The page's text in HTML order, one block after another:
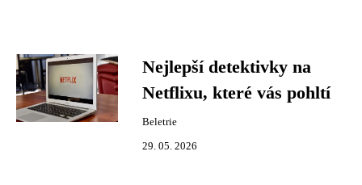
Nejlepší detektivky na
Netflixu, které vás pohltí
Beletrie
29. 05. 2026